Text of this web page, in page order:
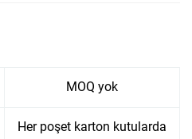
MOQ yok
Her poşet karton kutularda